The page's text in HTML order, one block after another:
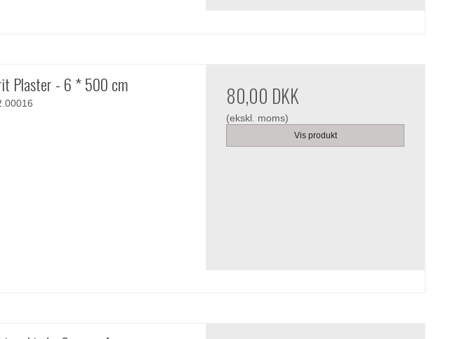
Plaster - 6 * 500 cm 80,00 DKK
(ekskl. moms)
Vis produkt